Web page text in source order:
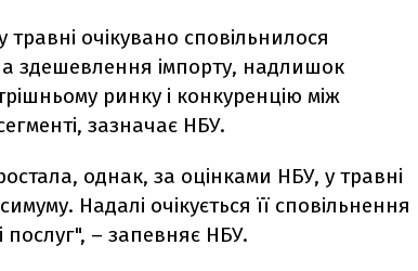
очікувано сповільнилося
здешевлення імпорту, надлишок
ринку і конкуренцію між
зазначає НБУ.
однак, за оцінками НБУ, у травні
Надалі очікується її сповільнення
– запевняє НБУ.